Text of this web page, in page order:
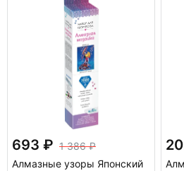
693
1 386
Алмазные узоры Японский